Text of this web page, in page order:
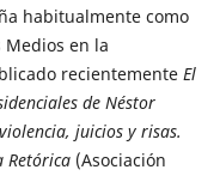
habitualmente como
en la
recientemente El
de Néstor
juicios y risas.
Retórica(Asociación